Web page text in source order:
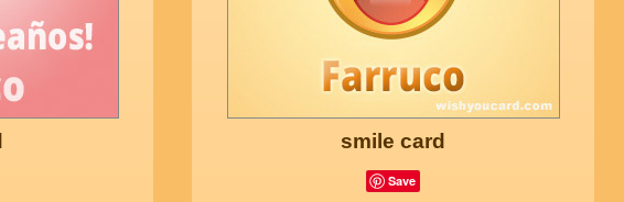
smile card
Save